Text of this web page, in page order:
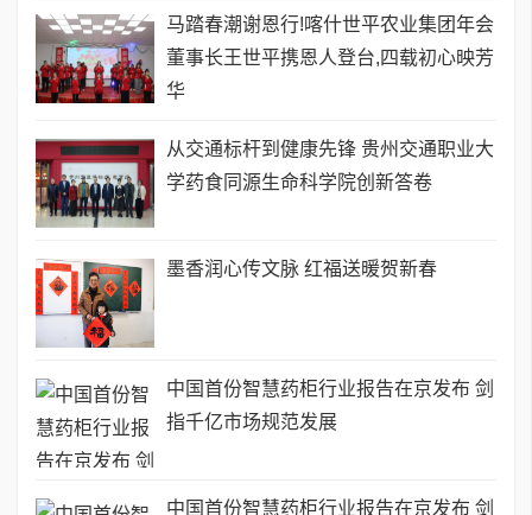
马踏春潮谢恩行!喀什世平农业集团年会
董事长王世平携恩人登台,四载初心映芳
华
从交通标杆到健康先锋 贵州交通职业大
学药食同源生命科学院创新答卷
墨香润心传文脉 红福送暖贺新春
中国首份智慧药柜行业报告在京发布 剑
指千亿市场规范发展
中国首份智慧药柜行业报告在京发布 剑